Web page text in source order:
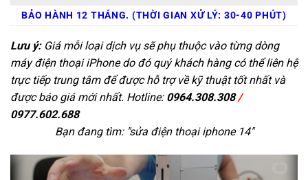
BẢO HÀNH 12 THÁNG. (THỜI GIAN XỬ LÝ: 30-40 PHÚT)
Lưu ý:Giá mỗi loại dịch vụ sẽ phụ thuộc vào từng dòng
máy điện thoại iPhone do đó quý khách hàng có thể liên hệ
trực tiếp trung tâm để được hỗ trợ về kỹ thuật tốt nhất và
được báo giá mới nhất. Hotline: 0964.308.308/
0977.602.688
Bạn đang tìm: "sửa điện thoại iphone 14"